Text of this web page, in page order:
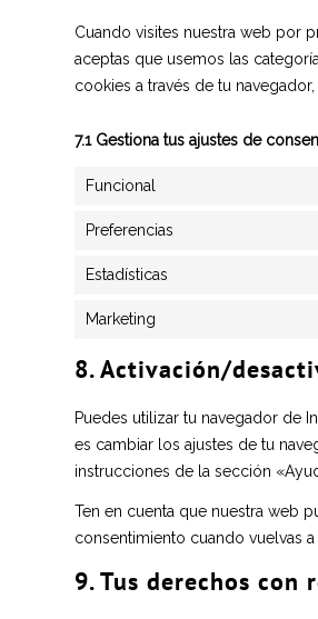
Cuando visites nuestra web por
aceptas que usemos las
cookies a través de tu
7.1 Gestiona tus ajustes de
Funcional
Preferencias
Estadísticas
Marketing
8. Activación/
Puedes utilizar tu navegador de
es cambiar los ajustes de tu
instrucciones de la sección
Ten en cuenta que nuestra web
consentimiento cuando vuelvas a
9. Tus derechos con